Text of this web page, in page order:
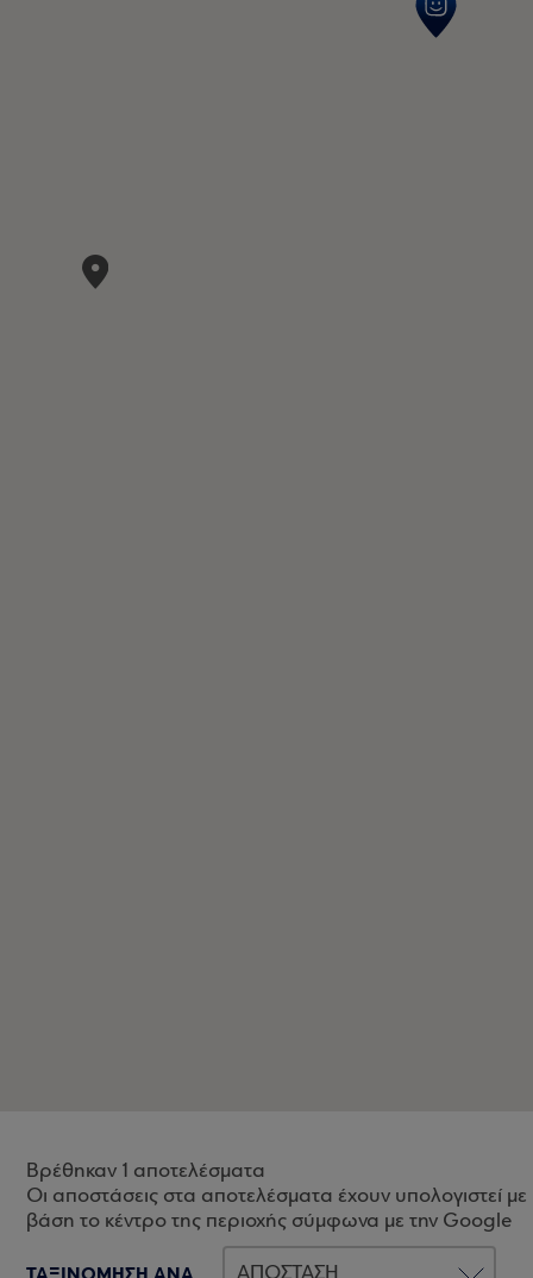
Βρέθηκαν 1 αποτελέσματα
Οι αποστάσεις στα αποτελέσματα έχουν υπολογιστεί με
βάση το κέντρο της περιοχής σύμφωνα με την Google